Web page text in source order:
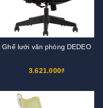
Ghế lưới văn phòng DEDEO
3.621.000₫